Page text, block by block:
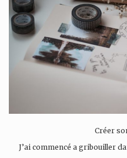
Créer
J’ai commencé a gribouiller